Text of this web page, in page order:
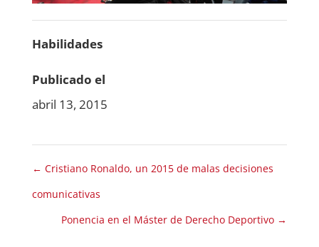
Habilidades
Publicado el
abril 13, 2015
← Cristiano Ronaldo, un 2015 de malas decisiones
comunicativas
Ponencia en el Máster de Derecho Deportivo →